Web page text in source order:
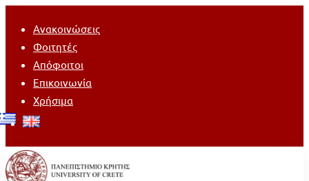
Ανακοινώσεις
Φοιτητές
Απόφοιτοι
Επικοινωνία
Χρήσιμα